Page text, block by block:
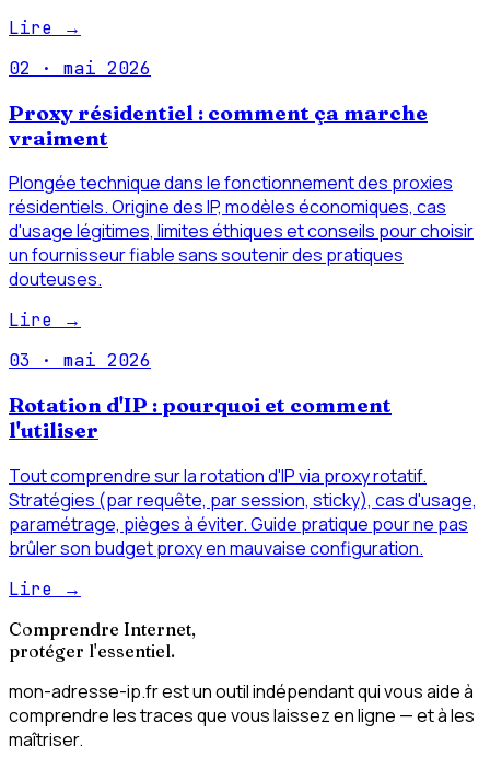
Lire →
02 · mai 2026
Proxy résidentiel : comment ça marche
vraiment
Plongée technique dans le fonctionnement des proxies
résidentiels. Origine des IP, modèles économiques, cas
d'usage légitimes, limites éthiques et conseils pour choisir
un fournisseur fiable sans soutenir des pratiques
douteuses.
Lire →
03 · mai 2026
Rotation d'IP : pourquoi et comment
l'utiliser
Tout comprendre sur la rotation d'IP via proxy rotatif.
Stratégies (par requête, par session, sticky), cas d'usage,
paramétrage, pièges à éviter. Guide pratique pour ne pas
brûler son budget proxy en mauvaise configuration.
Lire →
Comprendre Internet,
protéger l'essentiel.
mon-adresse-ip.fr est un outil indépendant qui vous aide à
comprendre les traces que vous laissez en ligne — et à les
maîtriser.